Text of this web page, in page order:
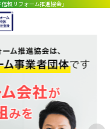
頼リフォーム推進協会」